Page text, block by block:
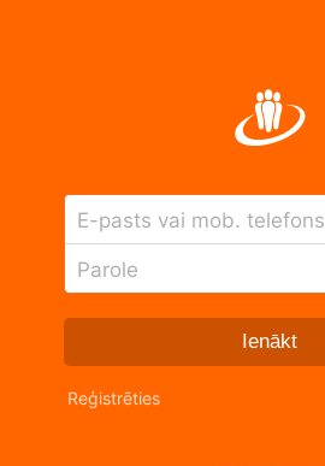
E-pasts vai mob. telefons
Parole
Ienākt
Reģistrēties